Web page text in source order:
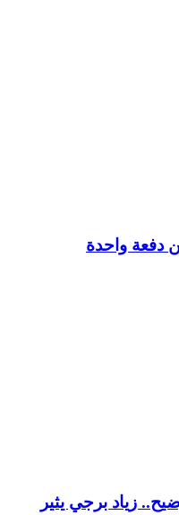
دفعة واحدة
زياد برجي يثير